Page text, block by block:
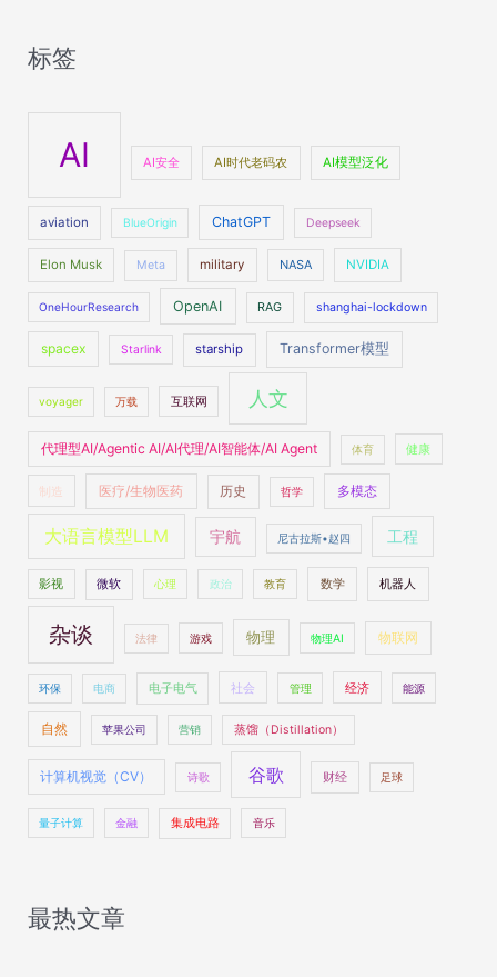
标签
AI AI安全 AI时代老码农 AI模型泛化
aviation BlueOrigin ChatGPT Deepseek
Elon Musk Meta military NASA NVIDIA
OneHourResearch OpenAI RAG shanghai-lockdown
spacex Starlink starship Transformer模型
voyager 万载 互联网 人文
代理型AI/Agentic AI/AI代理/AI智能体/AI Agent 体育 健康
制造 医疗/生物医药 历史 哲学 多模态
大语言模型LLM 宇航 尼古拉斯•赵四 工程
影视 微软 心理 政治 教育 数学 机器人
杂谈 法律 游戏 物理 物理AI 物联网
环保 电商 电子电气 社会 管理 经济 能源
自然 苹果公司 营销 蒸馏（Distillation）
计算机视觉（CV） 诗歌 谷歌 财经 足球
量子计算 金融 集成电路 音乐
最热文章